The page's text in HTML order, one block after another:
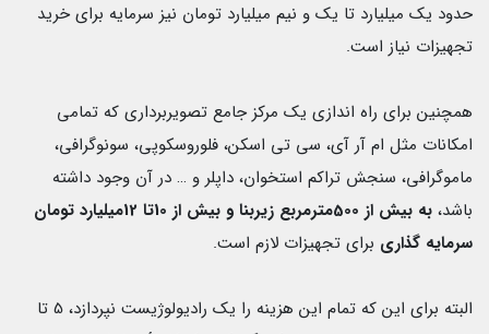
حدود یک میلیارد تا یک و نیم میلیارد تومان نیز سرمایه برای خرید
تجهیزات نیاز است.
همچنین برای راه اندازی یک مرکز جامع تصویربرداری که تمامی
امکانات مثل ام آر آی، سی تی اسکن، فلوروسکوپی، سونوگرافی،
ماموگرافی، سنجش تراکم استخوان، داپلر و … در آن وجود داشته
باشد،
به بیش از 500مترمربع زیربنا و بیش از 10تا 12میلیارد تومان
سرمایه گذاری برای تجهیزات لازم است.
البته برای این که تمام این هزینه را یک رادیولوژیست نپردازد، 5 تا